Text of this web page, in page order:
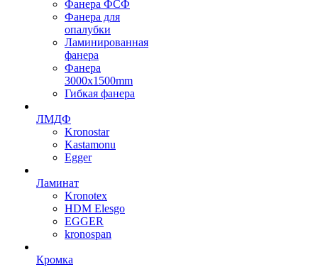
Фанера ФСФ
Фанера для
опалубки
Ламинированная
фанера
Фанера
3000х1500mm
Гибкая фанера
ЛМДФ
Kronostar
Kastamonu
Egger
Ламинат
Kronotex
HDM Elesgo
EGGER
kronospan
Кромка